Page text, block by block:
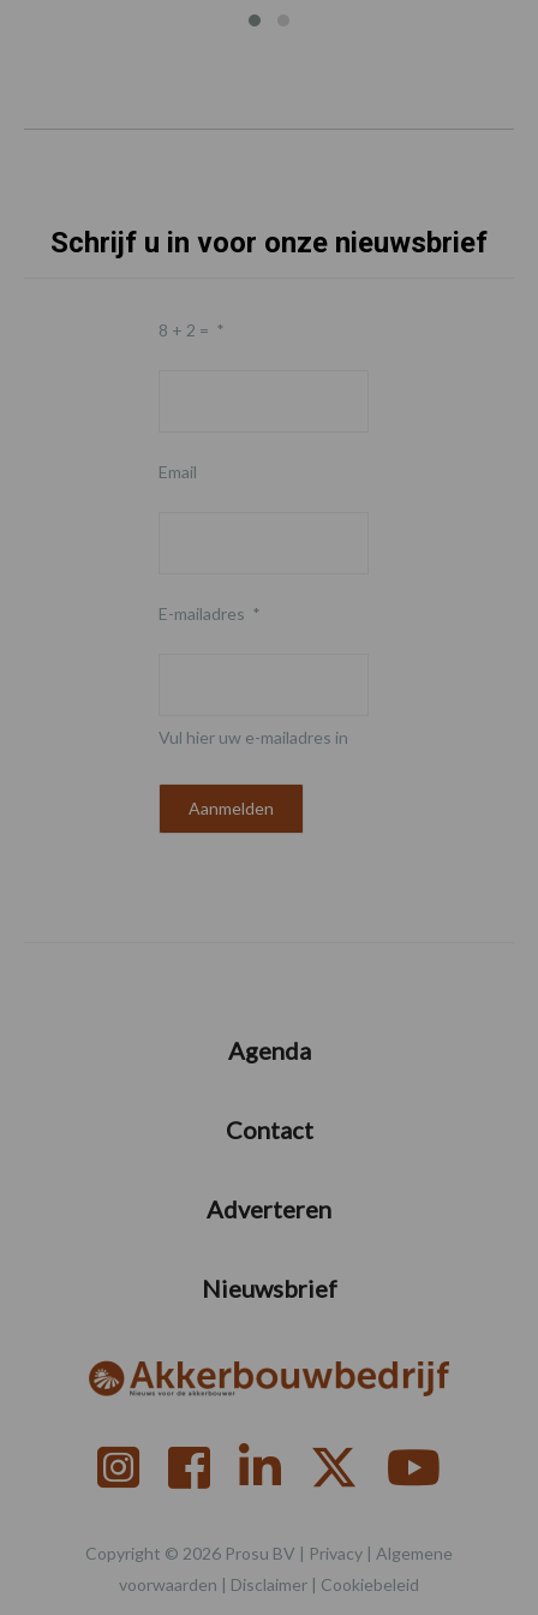
Schrijf u in voor onze nieuwsbrief
8 + 2 = *
Email
E-mailadres *
Vul hier uw e-mailadres in
Agenda
Contact
Adverteren
Nieuwsbrief
Copyright © 2026 Prosu BV | Privacy | Algemene
voorwaarden | Disclaimer | Cookiebeleid